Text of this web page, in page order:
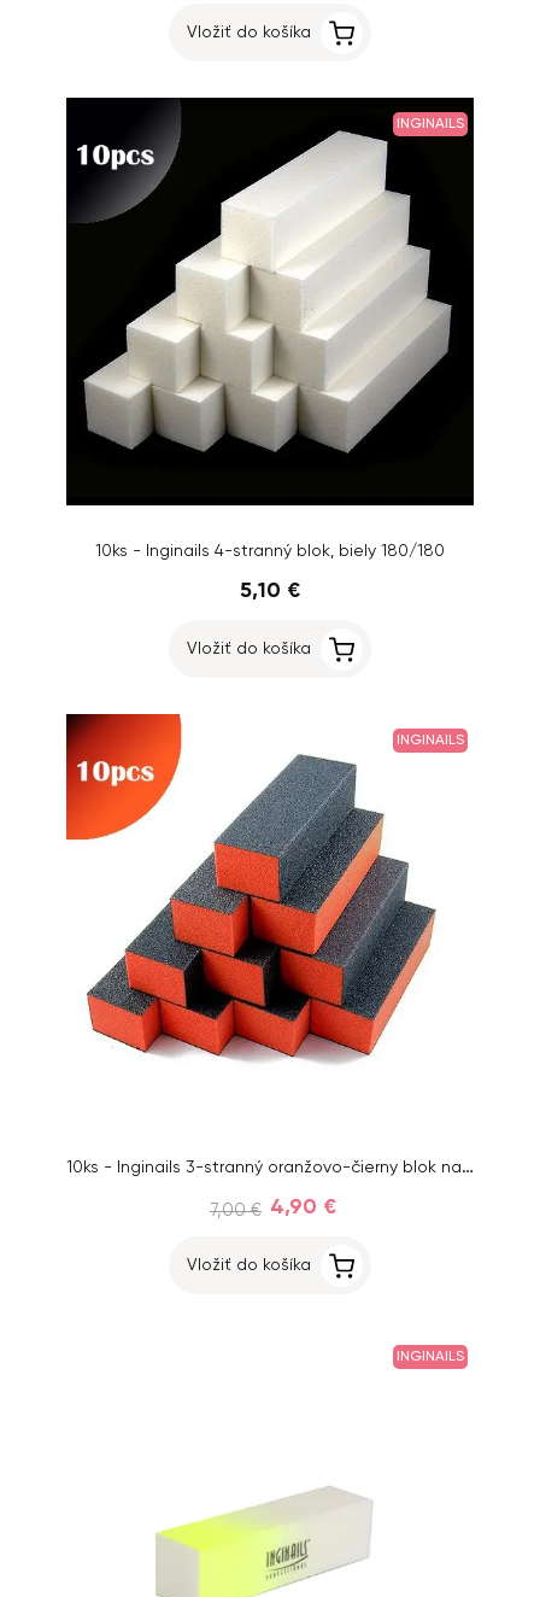
Vložiť do košíka
INGINAILS
10ks - Inginails 4-stranný blok, biely 180/180
5,10 €
Vložiť do košíka
INGINAILS
10ks - Inginails 3-stranný oranžovo-čierny blok na nechty 100/100
7,00 € 4,90 €
Vložiť do košíka
INGINAILS